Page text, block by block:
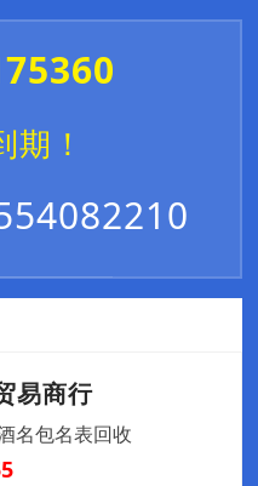
期！
易商行
名包名表回收